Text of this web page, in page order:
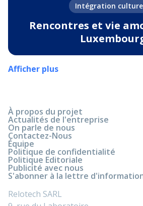
Intégration
Rencontres et vie
Afficher plus
À propos du projet
Actualités de l'entreprise
On parle de nous
Contactez-Nous
Équipe
Politique de confidentialité
Politique Editoriale
Publicité avec nous
S'abonner à la lettre
Relotech SARL